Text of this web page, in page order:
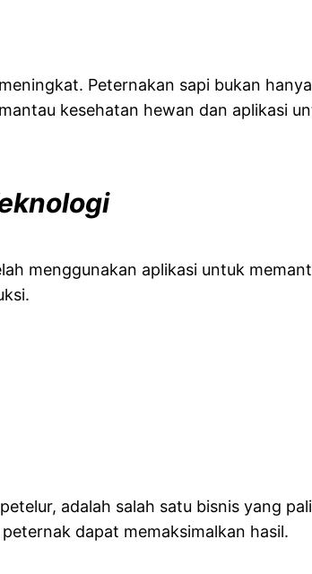
Peternakan sapi bukan
kesehatan hewan dan aplikasi
menggunakan aplikasi untuk
adalah salah satu bisnis yang
dapat memaksimalkan hasil.